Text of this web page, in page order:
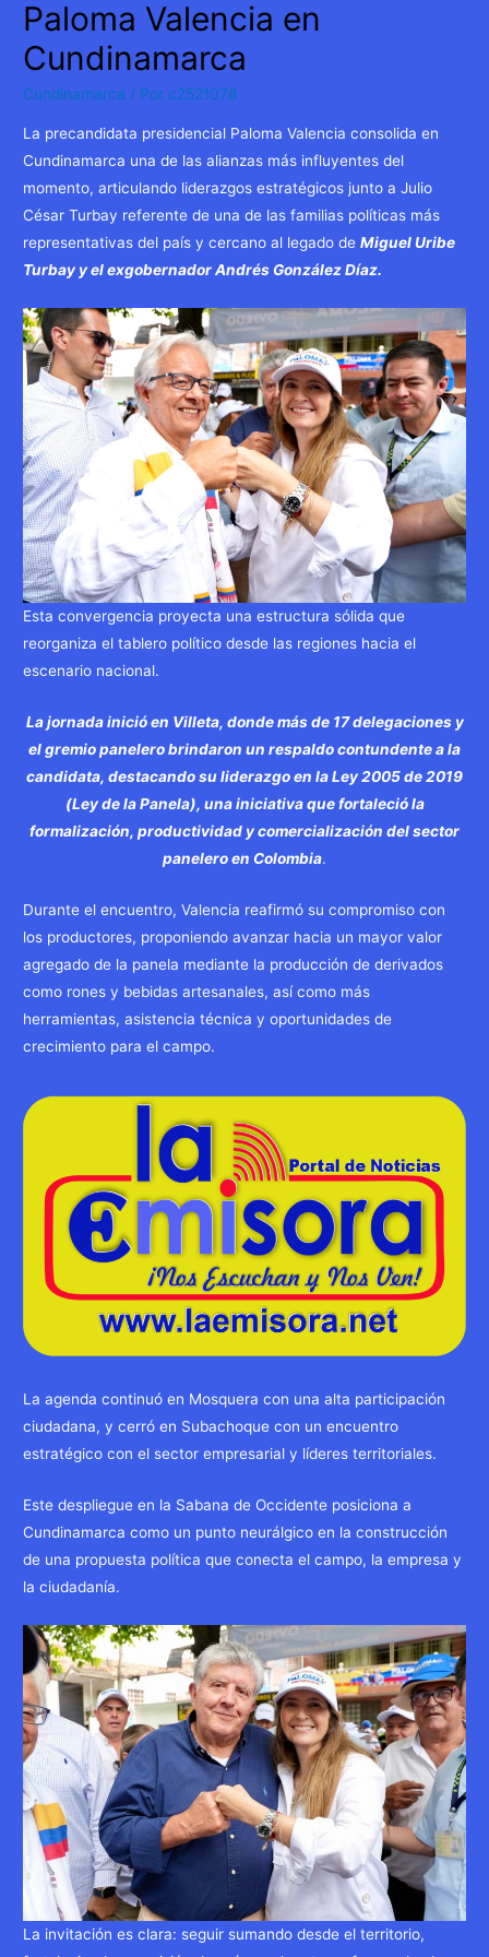
Paloma Valencia en
Cundinamarca
Cundinamarca / Por c2521078
La precandidata presidencial Paloma Valencia consolida en
Cundinamarca una de las alianzas más influyentes del
momento, articulando liderazgos estratégicos junto a Julio
César Turbay referente de una de las familias políticas más
representativas del país y cercano al legado deMiguel Uribe
Turbay y el exgobernador Andrés González Díaz.
Esta convergencia proyecta una estructura sólida que
reorganiza el tablero político desde las regiones hacia el
escenario nacional.
La jornada inició en Villeta, donde más de 17 delegaciones y
el gremio panelero brindaron un respaldo contundente a la
candidata, destacando su liderazgo en la Ley 2005 de 2019
(Ley de la Panela), una iniciativa que fortaleció la
formalización, productividad y comercialización del sector
panelero en Colombia.
Durante el encuentro, Valencia reafirmó su compromiso con
los productores, proponiendo avanzar hacia un mayor valor
agregado de la panela mediante la producción de derivados
como rones y bebidas artesanales, así como más
herramientas, asistencia técnica y oportunidades de
crecimiento para el campo.
La agenda continuó en Mosquera con una alta participación
ciudadana, y cerró en Subachoque con un encuentro
estratégico con el sector empresarial y líderes territoriales.
Este despliegue en la Sabana de Occidente posiciona a
Cundinamarca como un punto neurálgico en la construcción
de una propuesta política que conecta el campo, la empresa y
la ciudadanía.
La invitación es clara: seguir sumando desde el territorio,